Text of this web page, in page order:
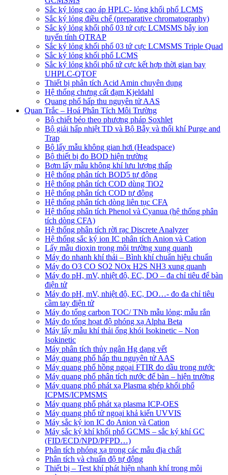
Sắc ký lỏng cao áp HPLC- lỏng khối phổ LCMS
Sắc ký lỏng điều chế (preparative chromatography)
Sắc ký lỏng khối phổ 03 tứ cực LCMSMS bẫy ion
tuyến tính QTRAP
Sắc ký lỏng khối phổ 03 tứ cực LCMSMS Triple Quad
Sắc ký lỏng khối phổ LCMS
Sắc ký lỏng khối phổ tứ cực kết hợp thời gian bay
UHPLC-QTOF
Thiết bị phân tích Acid Amin chuyên dụng
Hệ thống chưng cất đạm Kjeldahl
Quang phổ hấp thu nguyên tử AAS
Quan Trắc – Hoá Phân Tích Môi Trường
Bộ chiết béo theo phương pháp Soxhlet
Bộ giải hấp nhiệt TD và Bộ Bẫy và thổi khí Purge and
Trap
Bộ lấy mẫu không gian hơi (Headspace)
Bộ thiết bị đo BOD hiện trường
Bơm lấy mẫu không khí lưu lượng thấp
Hệ thống phân tích BOD5 tự động
Hệ thống phân tích COD dùng TiO2
Hệ thống phân tích COD tự động
Hệ thống phân tích dòng liên tục CFA
Hệ thống phân tích Phenol và Cyanua (hệ thống phân
tích dòng CFA)
Hệ thống phân tích rời rạc Discrete Analyzer
Hệ thống sắc ký ion IC phân tích Anion và Cation
Lấy mẫu dioxin trong môi trường xung quanh
Máy đo nhanh khí thải – Bình khí chuẩn hiệu chuẩn
Máy đo O3 CO SO2 NOx H2S NH3 xung quanh
Máy đo pH, mV, nhiệt độ, EC, DO – đa chỉ tiêu để bàn
điện tử
Máy đo pH, mV, nhiệt độ, EC, DO…- đo đa chỉ tiêu
cầm tay điện tử
Máy đo tổng carbon TOC/ TNb mẫu lỏng; mẫu rắn
Máy đo tổng họat độ phóng xạ Alpha Beta
Máy lấy mẫu khí thải ống khói Isokinetic – Non
Isokinetic
Máy phân tích thủy ngân Hg dạng vết
Máy quang phổ hấp thu nguyên tử AAS
Máy quang phổ hồng ngoại FTIR đo dầu trong nước
Máy quang phổ phân tích nước để bàn – hiện trường
Máy quang phổ phát xạ Plasma ghép khối phổ
ICPMS/ICPMSMS
Máy quang phổ phát xạ plasma ICP-OES
Máy quang phổ tử ngoại khả kiến UVVIS
Máy sắc ký ion IC đo Anion và Cation
Máy sắc ký khí khối phổ GCMS – sắc ký khí GC
(FID/ECD/NPD/PFPD…)
Phân tích phóng xạ trong các mẫu địa chất
Phân tích và chuẩn độ tự động
Thiết bị – Test khí phát hiện nhanh khí trong môi